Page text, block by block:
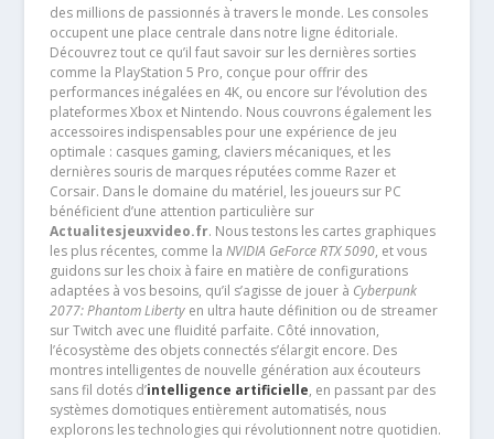
des millions de passionnés à travers le monde. Les consoles
occupent une place centrale dans notre ligne éditoriale.
Découvrez tout ce qu’il faut savoir sur les dernières sorties
comme la PlayStation 5 Pro, conçue pour offrir des
performances inégalées en 4K, ou encore sur l’évolution des
plateformes Xbox et Nintendo. Nous couvrons également les
accessoires indispensables pour une expérience de jeu
optimale : casques gaming, claviers mécaniques, et les
dernières souris de marques réputées comme Razer et
Corsair. Dans le domaine du matériel, les joueurs sur PC
bénéficient d’une attention particulière sur
Actualitesjeuxvideo.fr. Nous testons les cartes graphiques
les plus récentes, comme la NVIDIA GeForce RTX 5090, et vous
guidons sur les choix à faire en matière de configurations
adaptées à vos besoins, qu’il s’agisse de jouer à Cyberpunk
2077: Phantom Libertyen ultra haute définition ou de streamer
sur Twitch avec une fluidité parfaite. Côté innovation,
l’écosystème des objets connectés s’élargit encore. Des
montres intelligentes de nouvelle génération aux écouteurs
sans fil dotés d’intelligence artificielle, en passant par des
systèmes domotiques entièrement automatisés, nous
explorons les technologies qui révolutionnent notre quotidien.